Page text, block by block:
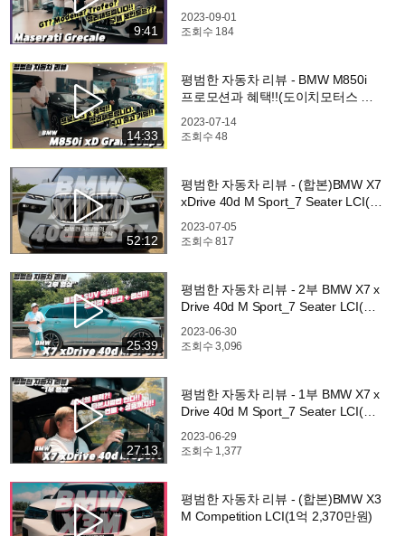
9:41
2023-09-01
조회수 184
14:33
평범한 자동차 리뷰 - BMW M850i
프로모션과 혜택!!(도이치모터스 대
2023-07-14
조회수48
52:12
평범한 자동차 리뷰 - (합본)BMW X7
xDrive 40d M Sport_7 Seater LCI(1
2023-07-05
조회수817
25:39
평범한 자동차 리뷰 - 2부 BMW X7 x
Drive 40d M Sport_7 Seater LCI(1
2023-06-30
조회수3,096
27:13
평범한 자동차 리뷰 - 1부 BMW X7 x
Drive 40d M Sport_7 Seater LCI(1
2023-06-29
조회수 1,377
평범한 자동차 리뷰 - (합본)BMW X3
M Competition LCI(1억 2,370만원)